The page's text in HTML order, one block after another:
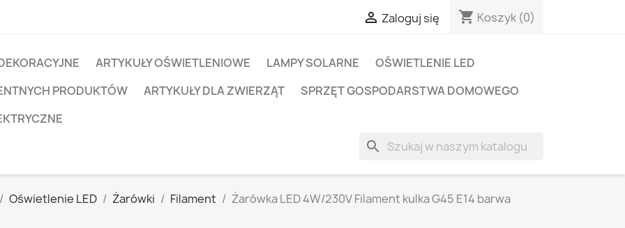
 Zaloguj się shopping_cart Koszyk (0)
ARTYKUŁY OŚWIETLENIOWE LAMPY SOLARNE
OŚWIETLENIE LED
PRODUKTÓW
ARTYKUŁY DLA ZWIERZĄT
SPRZĘT GOSPODARSTWA DOMOWEGO
search
Oświetlenie LED Żarówki Filament Żarówka LED 4W/230V Filament kulka G45 E14 barwa